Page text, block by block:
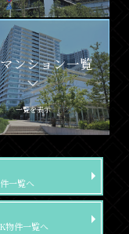
ンション一覧
一覧を表示
一覧へ
物件一覧へ